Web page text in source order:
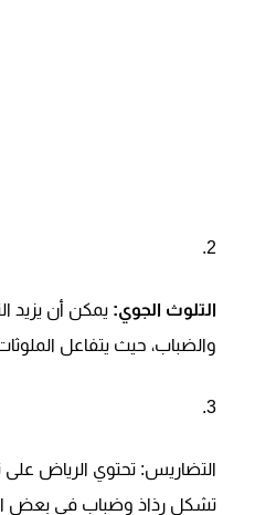
التلوث الجوي: يمكن أن يزيد
والضباب، حيث يتفاعل
التضاريس: تحتوي الرياض على
تشكل رذاذ وضباب في بعض